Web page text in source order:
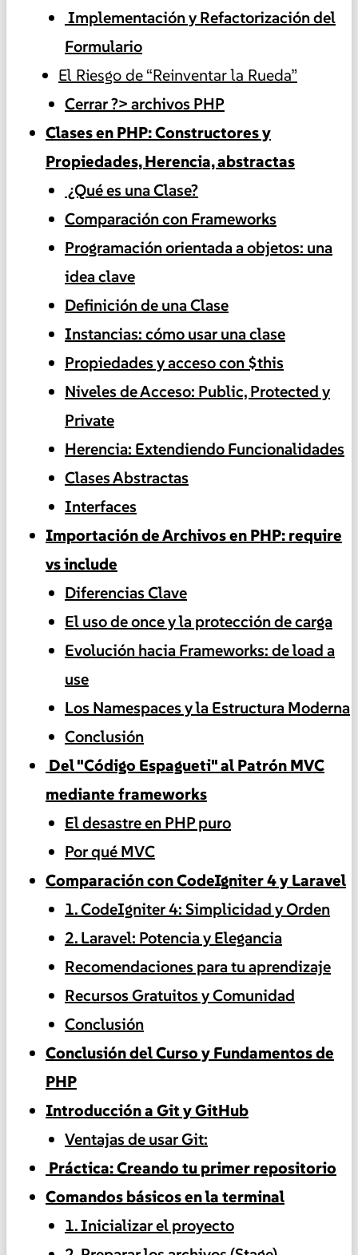
️ Implementación y Refactorización del
Formulario
El Riesgo de “Reinventar la Rueda”
Cerrar ?> archivos PHP
Clases en PHP: Constructores y
Propiedades, Herencia, abstractas
️ ¿Qué es una Clase?
Comparación con Frameworks
Programación orientada a objetos: una
idea clave
Definición de una Clase
Instancias: cómo usar una clase
Propiedades y acceso con $this
Niveles de Acceso: Public, Protected y
Private
Herencia: Extendiendo Funcionalidades
Clases Abstractas
Interfaces
Importación de Archivos en PHP: require
vs include
Diferencias Clave
El uso de once y la protección de carga
Evolución hacia Frameworks: de load a
use
Los Namespaces y la Estructura Moderna
Conclusión
️ Del "Código Espagueti" al Patrón MVC
mediante frameworks
El desastre en PHP puro
Por qué MVC
Comparación con CodeIgniter 4 y Laravel
1. CodeIgniter 4: Simplicidad y Orden
2. Laravel: Potencia y Elegancia
Recomendaciones para tu aprendizaje
Recursos Gratuitos y Comunidad
Conclusión
Conclusión del Curso y Fundamentos de
PHP
Introducción a Git y GitHub
Ventajas de usar Git:
️ Práctica: Creando tu primer repositorio
Comandos básicos en la terminal
1. Inicializar el proyecto